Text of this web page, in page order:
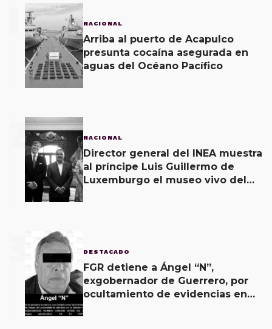
NACIONAL
Arriba al puerto de Acapulco
presunta cocaína asegurada en
aguas del Océano Pacífico
2 NACIONAL
Director general del INEA muestra
al príncipe Luis Guillermo de
Luxemburgo el museo vivo del
DESTACADO
FGR detiene a Ángel “N”,
exgobernador de Guerrero, por
ocultamiento de evidencias en